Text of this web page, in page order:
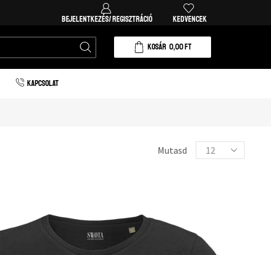
Ingyenes házhozszállítás 20.000 forint
BEJELENTKEZÉS/ REGISZTRÁCIÓ KEDVENCEK
KOSÁR 0,00FT
KAPCSOLAT
Mutasd